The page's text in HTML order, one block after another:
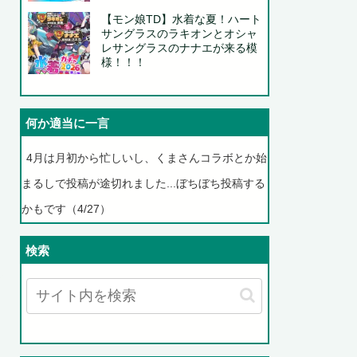
【モン娘TD】水着な夏！ハート
サングラスのラキオンとオシャ
レサングラスのナナエが来る模
様！！！
何か適当に一言
4月は月初から忙しいし、くまさんコラボとか始
まるしで投稿が途切れました...ぼちぼち投稿する
かもです（4/27）
検索